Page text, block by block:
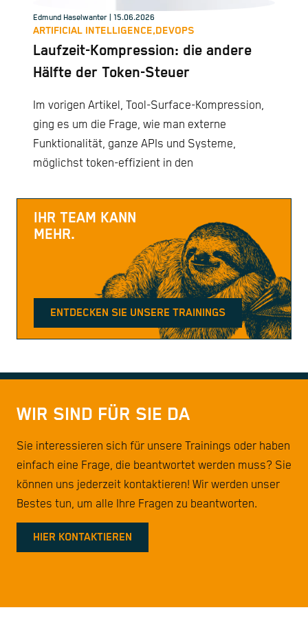
Edmund Haselwanter | 15.06.2026
ARTIFICIAL INTELLIGENCE,DEVOPS
Laufzeit-Kompression: die andere
Hälfte der Token-Steuer
Im vorigen Artikel, Tool-Surface-Kompression,
ging es um die Frage, wie man externe
Funktionalität, ganze APIs und Systeme,
möglichst token-effizient in den
IHR TEAM KANN
MEHR.
ENTDECKEN SIE UNSERE TRAININGS
WIR SIND FÜR SIE DA
Sie interessieren sich für unsere Trainings oder haben
einfach eine Frage, die beantwortet werden muss? Sie
können uns jederzeit kontaktieren! Wir werden unser
Bestes tun, um alle Ihre Fragen zu beantworten.
HIER KONTAKTIEREN